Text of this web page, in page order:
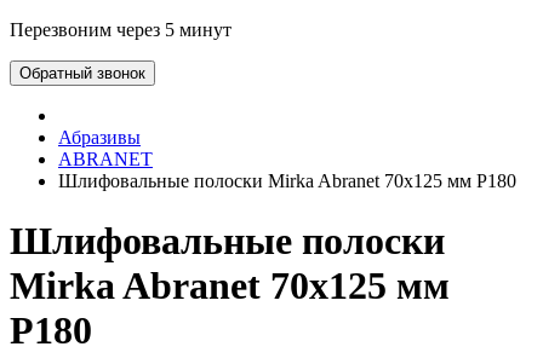
Перезвоним через 5 минут
Обратный звонок
Абразивы
ABRANET
Шлифовальные полоски Mirka Abranet 70х125 мм P180
Шлифовальные полоски
Mirka Abranet 70х125 мм
P180